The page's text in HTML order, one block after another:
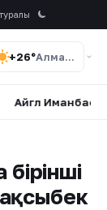
+26° Алматы
бір